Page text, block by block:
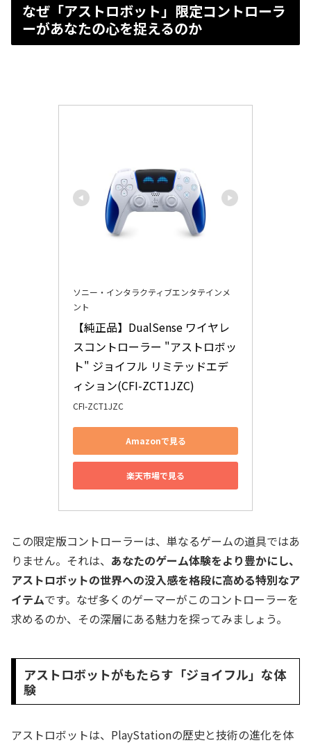
なぜ「アストロボット」限定コントローラ
ーがあなたの心を捉えるのか
ソニー・インタラクティブエンタテインメ
ント
【純正品】DualSense ワイヤレ
スコントローラー "アストロボッ
ト" ジョイフル リミテッドエデ
ィション(CFI-ZCT1JZC)
CFI-ZCT1JZC
Amazonで見る
楽天市場で見る
この限定版コントローラーは、単なるゲームの道具ではあ
りません。それは、 あなたのゲーム体験をより豊かにし、
アストロボットの世界への没入感を格段に高める特別なア
イテムです。なぜ多くのゲーマーがこのコントローラーを
求めるのか、その深層にある魅力を探ってみましょう。
アストロボットがもたらす「ジョイフル」な体
験
アストロボットは、PlayStationの歴史と技術の進化を体